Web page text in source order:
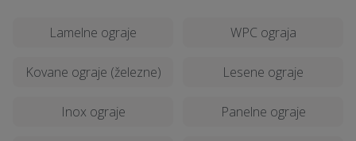
Lamelne ograje WPC ograja
Kovane ograje (železne) Lesene ograje
Inox ograje Panelne ograje